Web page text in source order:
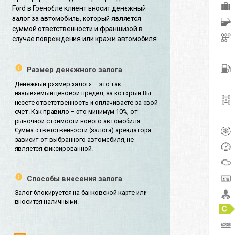
Ford в Гренобле клиент вносит денежный
залог за автомобиль, который является
суммой ответственности и франшизой в
случае повреждения или кражи автомобиля.
Размер денежного залога
Денежный размер залога – это так
называемый ценовой предел, за который Вы
несете ответственность и оплачиваете за свой
счет. Как правило – это минимум 10%, от
рыночной стоимости нового автомобиля.
Сумма ответственности (залога) арендатора
зависит от выбранного автомобиля, не
является фиксированной.
Способы внесения залога
Залог блокируется на банковской карте или
вносится наличными.